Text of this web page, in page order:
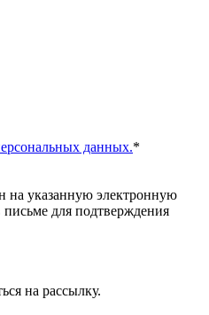
данных.*
на указанную электронную
для подтверждения
на рассылку.